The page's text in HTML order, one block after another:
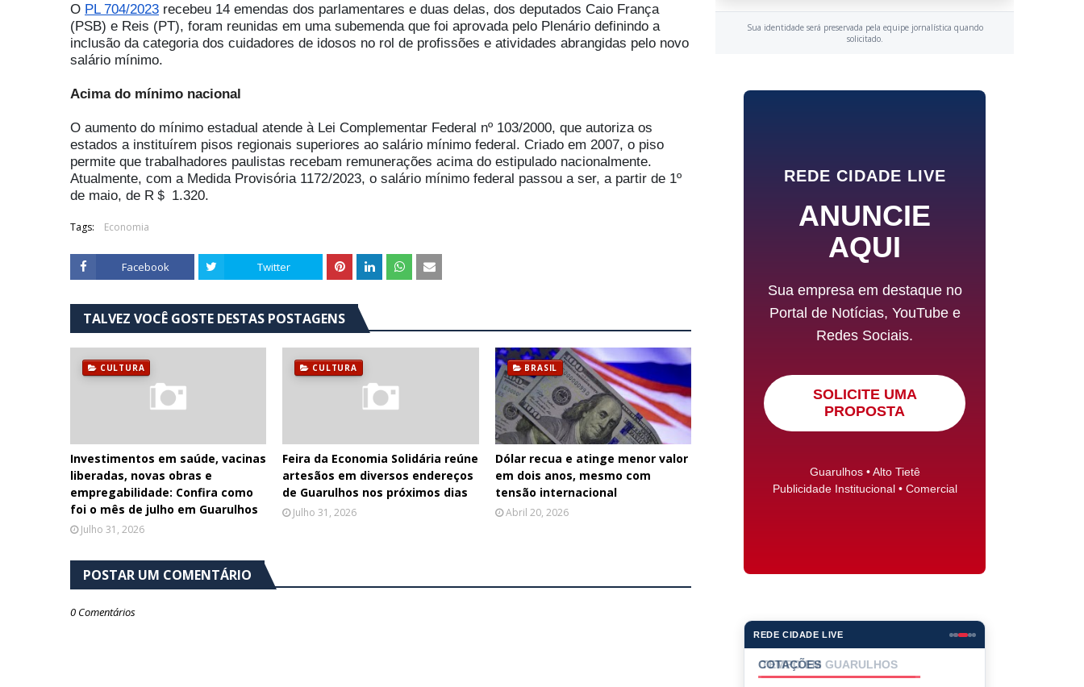
O PL 704/2023 recebeu 14 emendas dos parlamentares e duas delas, dos deputados Caio França
(PSB) e Reis (PT), foram reunidas em uma subemenda que foi aprovada pelo Plenário definindo a
inclusão da categoria dos cuidadores de idosos no rol de profissões e atividades abrangidas pelo novo
salário mínimo.
Acima do mínimo nacional
O aumento do mínimo estadual atende à Lei Complementar Federal nº 103/2000, que autoriza os
estados a instituírem pisos regionais superiores ao salário mínimo federal. Criado em 2007, o piso
permite que trabalhadores paulistas recebam remunerações acima do estipulado nacionalmente.
Atualmente, com a Medida Provisória 1172/2023, o salário mínimo federal passou a ser, a partir de 1º
de maio, de R＄ 1.320.
Tags: Economia
Facebook Twitter
TALVEZ VOCÊ GOSTE DESTAS POSTAGENS
CULTURA
Investimentos em saúde, vacinas
liberadas, novas obras e
empregabilidade: Confira como
foi o mês de julho em Guarulhos
Julho 31, 2026
CULTURA
Feira da Economia Solidária reúne
artesãos em diversos endereços
de Guarulhos nos próximos dias
Julho 31, 2026
BRASIL
Dólar recua e atinge menor valor
em dois anos, mesmo com
tensão internacional
Abril 20, 2026
POSTAR UM COMENTÁRIO
0 Comentários
Sua identidade será preservada pela equipe jornalística quando
solicitado.
REDE CIDADE LIVE
ANUNCIE
AQUI
Sua empresa em destaque no
Portal de Notícias, YouTube e
Redes Sociais.
SOLICITE UMA
PROPOSTA
Guarulhos • Alto Tietê
Publicidade Institucional • Comercial
REDE CIDADE LIVE
COTAÇÕES